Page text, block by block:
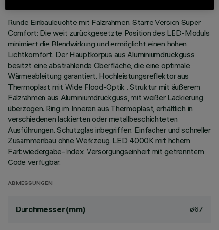
Runde Einbauleuchte mit Falzrahmen. Starre Version Super
Comfort: Die weit zurückgesetzte Position des LED-Moduls
minimiert die Blendwirkung und ermöglicht einen hohen
Lichtkomfort. Der Hauptkorpus aus Aluminiumdruckguss
besitzt eine abstrahlende Oberfläche, die eine optimale
Wärmeableitung garantiert. Hochleistungsreflektor aus
Thermoplast mit Wide Flood-Optik . Struktur mit äußerem
Falzrahmen aus Aluminiumdruckguss, mit weißer Lackierung
überzogen. Ring im Inneren aus Thermoplast, erhältlich in
verschiedenen lackierten oder metallbeschichteten
Ausführungen. Schutzglas inbegriffen. Einfacher und schneller
Zusammenbau ohne Werkzeug. LED 4000K mit hohem
Farbwiedergabe-Index. Versorgungseinheit mit getrenntem
Code verfügbar.
ABMESSUNGEN
Durchmesser (mm) ø67